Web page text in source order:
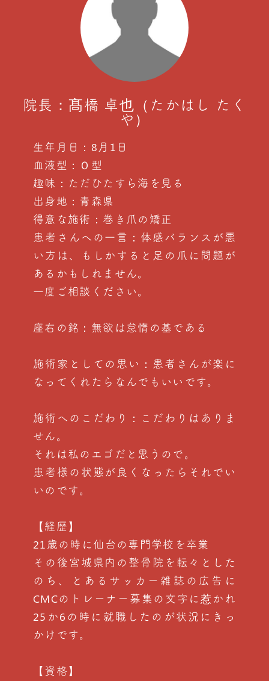
院長：髙橋 卓也（たかはし たく
や）
生年月日：8月1日
血液型：Ｏ型
趣味：ただひたすら海を見る
出身地：青森県
得意な施術：巻き爪の矯正
患者さんへの一言：体感バランスが悪
い方は、もしかすると足の爪に問題が
あるかもしれません。
一度ご相談ください。
座右の銘：無欲は怠惰の基である
施術家としての思い：患者さんが楽に
なってくれたらなんでもいいです。
施術へのこだわり：こだわりはありま
せん。
それは私のエゴだと思うので。
患者様の状態が良くなったらそれでい
いのです。
【経歴】
21歳の時に仙台の専門学校を卒業
その後宮城県内の整骨院を転々とした
のち、とあるサッカー雑誌の広告に
CMCのトレーナー募集の文字に惹かれ
25か6の時に就職したのが状況にきっ
かけです。
【資格】